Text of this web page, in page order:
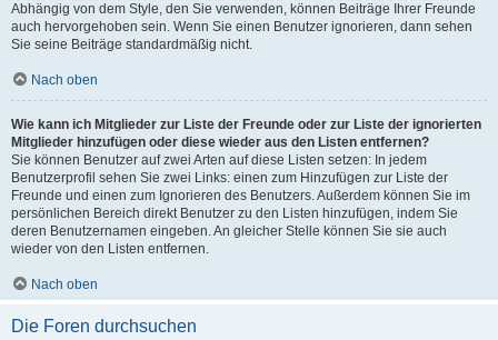
Abhängig von dem Style, den Sie verwenden, können Beiträge Ihrer Freunde
auch hervorgehoben sein. Wenn Sie einen Benutzer ignorieren, dann sehen
Sie seine Beiträge standardmäßig nicht.
Nach oben
Wie kann ich Mitglieder zur Liste der Freunde oder zur Liste der ignorierten
Mitglieder hinzufügen oder diese wieder aus den Listen entfernen?
Sie können Benutzer auf zwei Arten auf diese Listen setzen: In jedem
Benutzerprofil sehen Sie zwei Links: einen zum Hinzufügen zur Liste der
Freunde und einen zum Ignorieren des Benutzers. Außerdem können Sie im
persönlichen Bereich direkt Benutzer zu den Listen hinzufügen, indem Sie
deren Benutzernamen eingeben. An gleicher Stelle können Sie sie auch
wieder von den Listen entfernen.
Nach oben
Die Foren durchsuchen